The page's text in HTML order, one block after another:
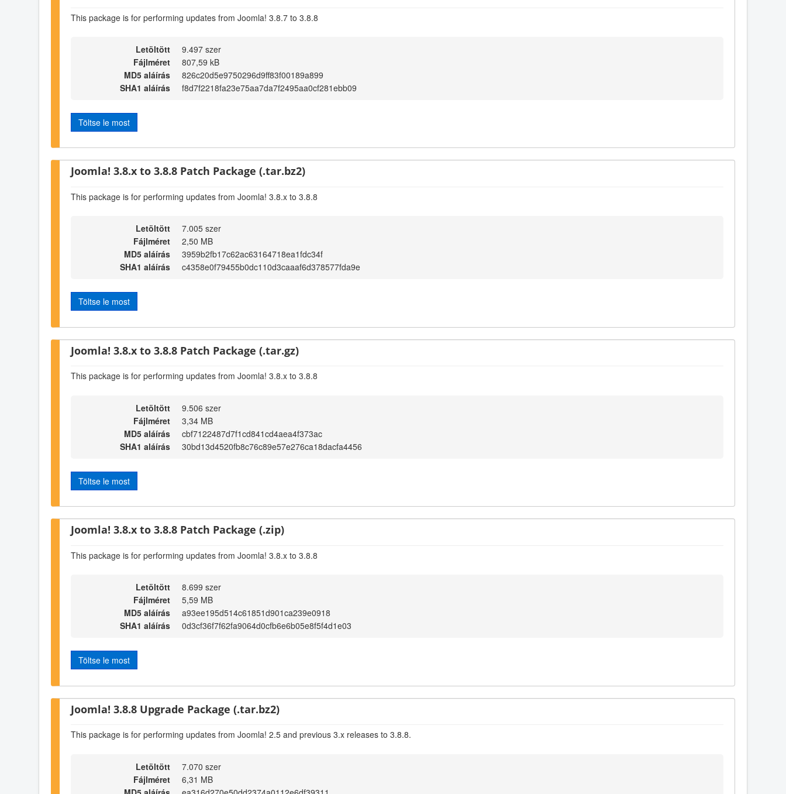
This package is for performing updates from Joomla! 3.8.7 to 3.8.8
Letöltött
9.497 szer
Fájlméret
807,59 kB
MD5 aláírás
826c20d5e9750296d9ff83f00189a899
SHA1 aláírás
f8d7f2218fa23e75aa7da7f2495aa0cf281ebb09
Töltse le most
Joomla! 3.8.x to 3.8.8 Patch Package (.tar.bz2)
This package is for performing updates from Joomla! 3.8.x to 3.8.8
Letöltött
7.005 szer
Fájlméret
2,50 MB
MD5 aláírás
3959b2fb17c62ac63164718ea1fdc34f
SHA1 aláírás
c4358e0f79455b0dc110d3caaaf6d378577fda9e
Töltse le most
Joomla! 3.8.x to 3.8.8 Patch Package (.tar.gz)
This package is for performing updates from Joomla! 3.8.x to 3.8.8
Letöltött
9.506 szer
Fájlméret
3,34 MB
MD5 aláírás
cbf7122487d7f1cd841cd4aea4f373ac
SHA1 aláírás
30bd13d4520fb8c76c89e57e276ca18dacfa4456
Töltse le most
Joomla! 3.8.x to 3.8.8 Patch Package (.zip)
This package is for performing updates from Joomla! 3.8.x to 3.8.8
Letöltött
8.699 szer
Fájlméret
5,59 MB
MD5 aláírás
a93ee195d514c61851d901ca239e0918
SHA1 aláírás
0d3cf36f7f62fa9064d0cfb6e6b05e8f5f4d1e03
Töltse le most
Joomla! 3.8.8 Upgrade Package (.tar.bz2)
This package is for performing updates from Joomla! 2.5 and previous 3.x releases to 3.8.8.
Letöltött
7.070 szer
Fájlméret
6,31 MB